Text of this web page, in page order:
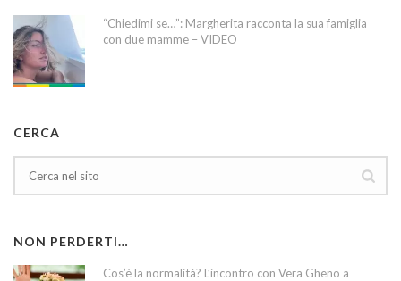
“Chiedimi se…”: Margherita racconta la sua famiglia
con due mamme – VIDEO
CERCA
NON PERDERTI…
Cos’è la normalità? L’incontro con Vera Gheno a